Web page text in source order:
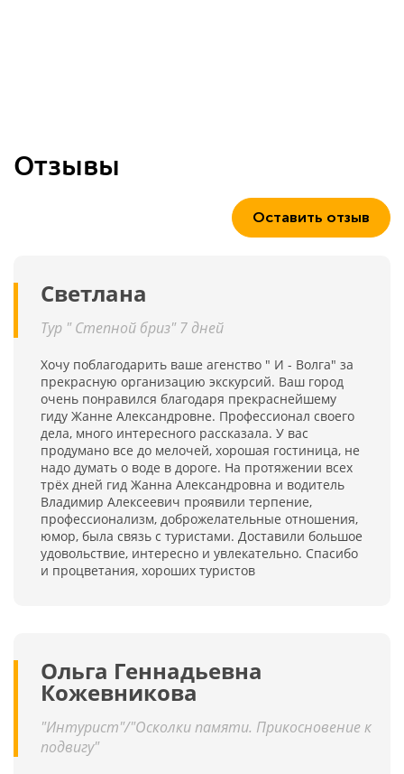
Отзывы
Оставить отзыв
Светлана
Тур " Степной бриз" 7 дней
Хочу поблагодарить ваше агенство " И - Волга" за
прекрасную организацию экскурсий. Ваш город
очень понравился благодаря прекраснейшему
гиду Жанне Александровне. Профессионал своего
дела, много интересного рассказала. У вас
продумано все до мелочей, хорошая гостиница, не
надо думать о воде в дороге. На протяжении всех
трёх дней гид Жанна Александровна и водитель
Владимир Алексеевич проявили терпение,
профессионализм, доброжелательные отношения,
юмор, была связь с туристами. Доставили большое
удовольствие, интересно и увлекательно. Спасибо
и процветания, хороших туристов
Ольга Геннадьевна
Кожевникова
"Интурист"/"Осколки памяти. Прикосновение к
подвигу"